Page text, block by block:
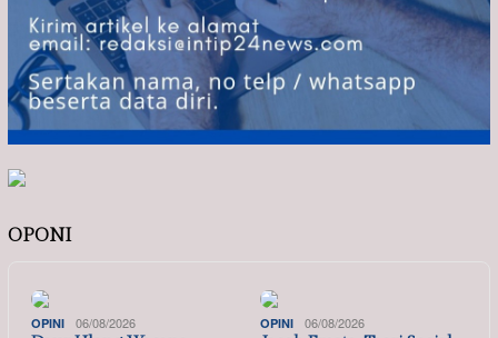
OPONI
OPINI 06/08/2026 OPINI 06/08/2026